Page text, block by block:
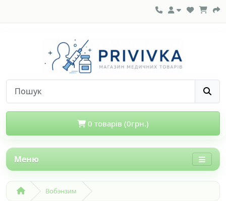
0 товарів (0грн.)
Меню
Вобэнзим